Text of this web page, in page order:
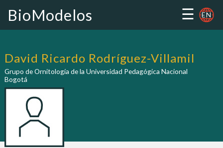
BioModelos ☰ EN
David Ricardo Rodríguez-Villamil
Grupo de Ornitología de la Universidad Pedagógica Nacional
Bogotá